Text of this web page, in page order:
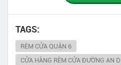
TAGS:
RÈM CỬA QUẬN 6
CỬA HÀNG RÈM CỬA ĐƯỜNG AN